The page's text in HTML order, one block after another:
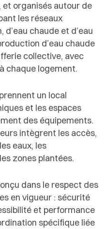
et organisés autour de
les réseaux
chaude et d’eau
d’eau chaude
collective, avec
chaque logement.
un local
et les espaces
des équipements.
intègrent les accès,
eaux, les
zones plantées.
dans le respect des
en vigueur : sécurité
et performance
spécifique liée